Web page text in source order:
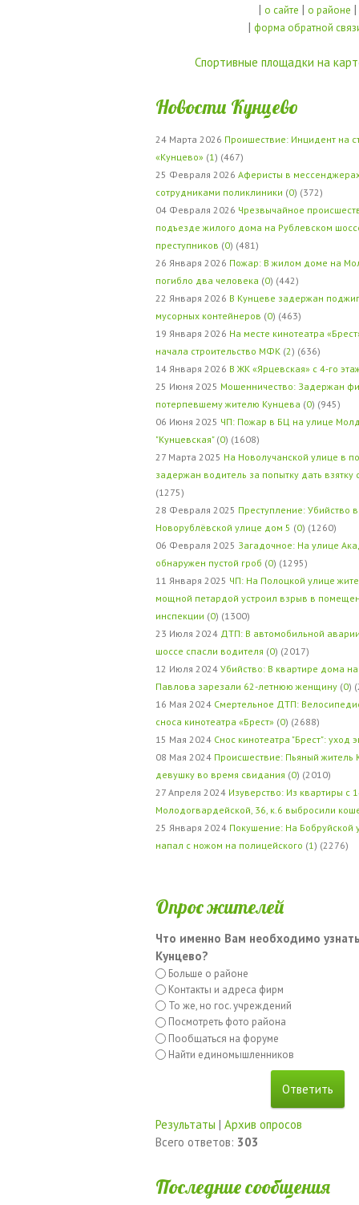
| о сайте | о районе |
| форма обратной
Спортивные площадки на
Новости Кунцево
24 Марта 2026 Проишествие: Инцидент на
«Кунцево» (1 ) (467)
25 Февраля 2026 Аферисты в
сотрудниками поликлиники (0) (372)
04 Февраля 2026 Чрезвычайное
подъезде жилого дома на Рублевском
преступников (0) (481)
26 Января 2026 Пожар: В жилом доме на
погибло два человека (0) (442)
22 Января 2026 В Кунцеве задержан
мусорных контейнеров (0) (463)
19 Января 2026 На месте кинотеатра
начала строительство МФК (2) (636)
14 Января 2026 В ЖК «Ярцевская» с 4-го
25 Июня 2025 Мошенничество: Задержан
потерпевшему жителю Кунцева (0) (945)
06 Июня 2025 ЧП: Пожар в БЦ на улице
"Кунцевская" (0) (1608)
27 Марта 2025 На Новолучанской улице в
задержан водитель за попытку дать
(1275)
28 Февраля 2025 Преступление: Убийство
Новорублёвской улице дом 5 (0) (1260)
06 Февраля 2025 Загадочное: На улице
обнаружен пустой гроб (0) (1295)
11 Января 2025 ЧП: На Полоцкой улице
мощной петардой устроил взрыв в
инспекции (0) (1300)
23 Июля 2024 ДТП: В автомобильной
шоссе спасли водителя (0) (2017)
12 Июля 2024 Убийство: В квартире дома
Павлова зарезали 62-летнюю женщину (0)
16 Мая 2024 Смертельное ДТП:
сноса кинотеатра «Брест» (0) (2688)
15 Мая 2024 Снос кинотеатра "Брест": уход
08 Мая 2024 Происшествие: Пьяный житель
девушку во время свидания (0) (2010)
27 Апреля 2024 Изуверство: Из квартиры с
Молодогвардейской, 36, к.6 выбросили
25 Января 2024 Покушение: На Бобруйской
напал с ножом на полицейского (1 ) (2276)
Опрос жителей
Что именно Вам необходимо
Кунцево?
Больше о районе
Контакты и адреса фирм
То же, но гос. учреждений
Посмотреть фото района
Пообщаться на форуме
Найти единомышленников
Результаты | Архив опросов
Всего ответов: 303
Последние сообщения